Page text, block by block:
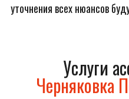
уточнения всех нюансов
Услуги
Черняковка